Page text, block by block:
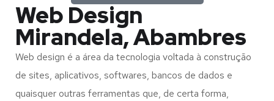
Web Design
Mirandela, Abambres
Web design é a área da tecnologia voltada à construção
de sites, aplicativos, softwares, bancos de dados e
quaisquer outras ferramentas que, de certa forma,